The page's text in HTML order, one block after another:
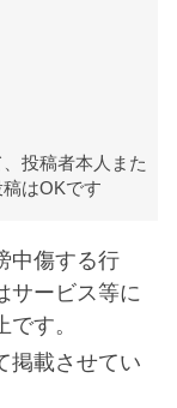
投稿者本人また
はOKです
中傷する行
サービス等に
す。
掲載させてい